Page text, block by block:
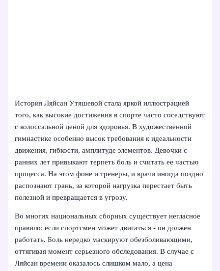
История Ляйсан Утяшевой стала яркой иллюстрацией
того, как высокие достижения в спорте часто соседствуют
с колоссальной ценой для здоровья. В художественной
гимнастике особенно высок требования к идеальности
движения, гибкости, амплитуде элементов. Девочки с
ранних лет привыкают терпеть боль и считать ее частью
процесса. На этом фоне и тренеры, и врачи иногда поздно
распознают грань, за которой нагрузка перестает быть
полезной и превращается в угрозу.
Во многих национальных сборных существует негласное
правило: если спортсмен может двигаться - он должен
работать. Боль нередко маскируют обезболивающими,
оттягивая момент серьезного обследования. В случае с
Ляйсан времени оказалось слишком мало, а цена